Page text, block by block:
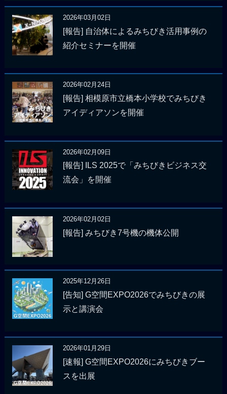
2026年03月02日
[報告] 自治体によるみちびき活用事例の
紹介セミナーを開催
2026年02月24日
[報告] 相模原市立橋本小学校でみちびき
アイディアソンを開催
2026年02月09日
[報告] ILS 2025で「みちびきビジネス交
流会」を開催
2026年02月02日
[報告] みちびき7号機の機体公開
2025年12月26日
[告知] G空間EXPO2026でみちびきの展
示と講演会
2026年01月29日
[速報] G空間EXPO2026にみちびきブー
スを出展